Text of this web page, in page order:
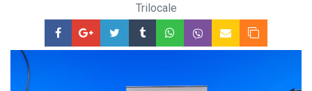
Trilocale